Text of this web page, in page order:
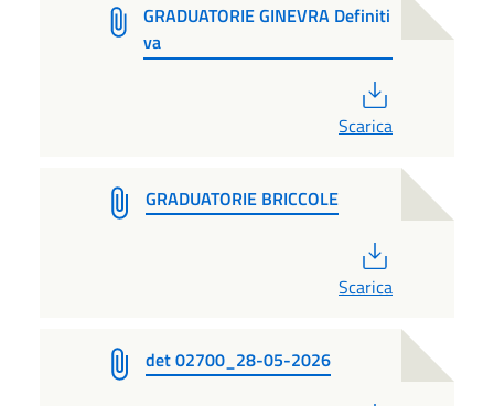
GRADUATORIE GINEVRA Definiti
va
Scarica
GRADUATORIE BRICCOLE
Scarica
det 02700_28-05-2026